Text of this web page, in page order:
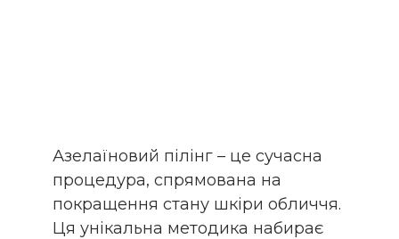
Азелаїновий пілінг – це сучасна
процедура, спрямована на
покращення стану шкіри обличчя.
Ця унікальна методика набирає